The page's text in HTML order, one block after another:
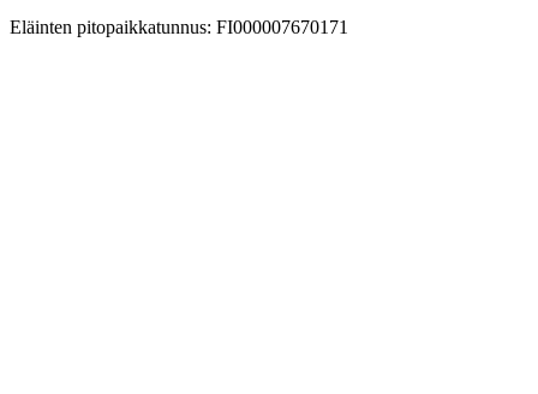
Eläinten pitopaikkatunnus: FI000007670171